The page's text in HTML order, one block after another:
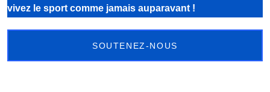
vivez le sport comme jamais auparavant !
SOUTENEZ-NOUS